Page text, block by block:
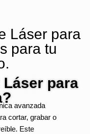
Láser para
para tu
Láser para
avanzada
cortar, grabar o
Este